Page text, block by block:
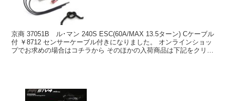
京商 37051B ル･マン 240S ESC(60A/MAX 13.5ターン) Cケーブル
付 ￥8712 センサーケーブル付きになりました。 オンラインショッ
プでお求めの場合はコチラから そのほかの入荷商品は下記をクリッ